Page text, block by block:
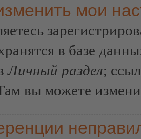
мои
в базе
Личный раздел;
вы можете